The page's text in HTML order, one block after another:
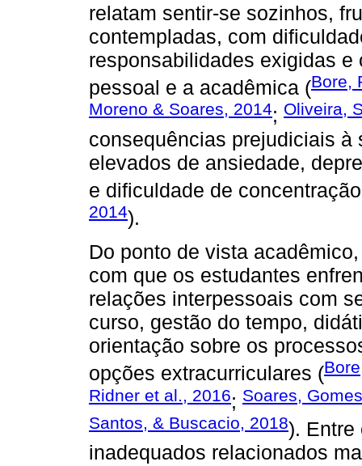
relatam sentir-se sozinhos,
contempladas, com
responsabilidades exigidas
pessoal e a acadêmica (Bore,
Moreno & Soares, 2014; Oliveira,
consequências prejudiciais
elevados de ansiedade,
e dificuldade de
2014).
Do ponto de vista
com que os estudantes
relações interpessoais com
curso, gestão do tempo,
orientação sobre os
opções extracurriculares (
Ridner et al., 2016; Soares,
Santos, & Buscacio, 2018). Entre
inadequados relacionados